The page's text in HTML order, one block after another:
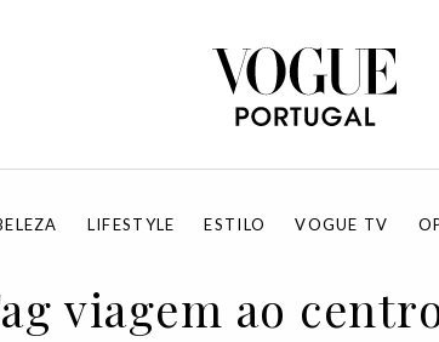
LIFESTYLE ESTILO VOGUE TV
viagem ao